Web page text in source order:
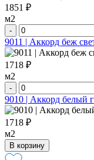
1851 ₽
м2
-
9011 | Аккорд беж
1718 ₽
м2
-
9010 | Аккорд белый
1718 ₽
м2
В корзину